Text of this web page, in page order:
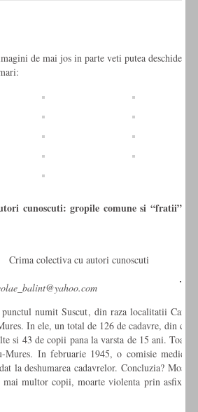
de mai jos in parte veti putea deschide
cunoscuti: gropile comune si “fratii”
Crima colectiva cu autori cunoscuti
numit Suscut, din raza localitatii
In ele, un total de 126 de cadavre, din
si 43 de copii pana la varsta de 15 ani. Toate
Mures. In februarie 1945, o comisie medico-
la deshumarea cadavrelor. Concluzia?
multor copii, moarte violenta prin